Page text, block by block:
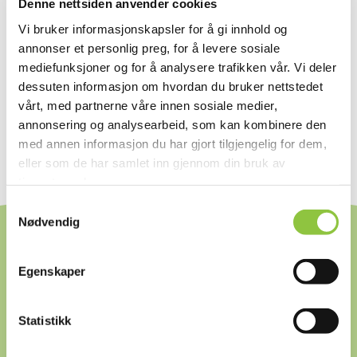
Denne nettsiden anvender cookies
Vi bruker informasjonskapsler for å gi innhold og
annonser et personlig preg, for å levere sosiale
mediefunksjoner og for å analysere trafikken vår. Vi deler
dessuten informasjon om hvordan du bruker nettstedet
vårt, med partnerne våre innen sosiale medier,
annonsering og analysearbeid, som kan kombinere den
med annen informasjon du har gjort tilgjengelig for dem,
eller som de har samlet inn gjennom din bruk av
Samtykkevalg
Nødvendig
Egenskaper
Statistikk
OPPSKRIFTER
Les mer om kampanjen her